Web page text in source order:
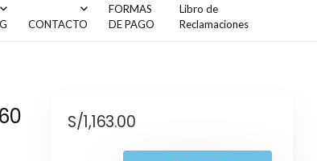
CONTACTO
FORMAS
DE PAGO
Libro de
Reclamaciones
S/1,163.00